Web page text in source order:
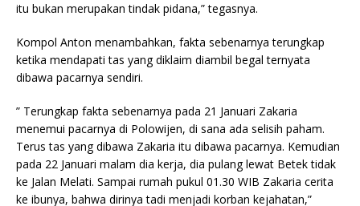
itu bukan merupakan tindak pidana,” tegasnya.
Kompol Anton menambahkan, fakta sebenarnya terungkap
ketika mendapati tas yang diklaim diambil begal ternyata
dibawa pacarnya sendiri.
” Terungkap fakta sebenarnya pada 21 Januari Zakaria
menemui pacarnya di Polowijen, di sana ada selisih paham.
Terus tas yang dibawa Zakaria itu dibawa pacarnya. Kemudian
pada 22 Januari malam dia kerja, dia pulang lewat Betek tidak
ke Jalan Melati. Sampai rumah pukul 01.30 WIB Zakaria cerita
ke ibunya, bahwa dirinya tadi menjadi korban kejahatan,”